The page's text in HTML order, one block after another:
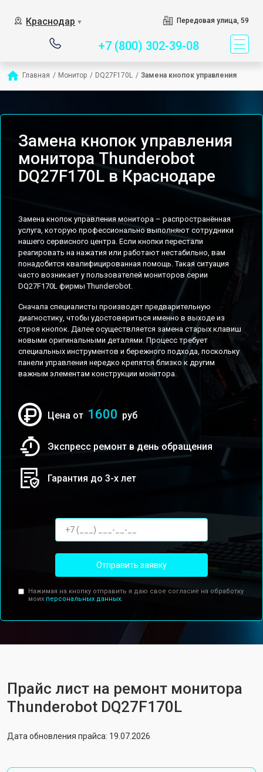
Краснодар ▼ Передовая улица, 59
+7 (800) 302-39-08
Главная / Монитор / DQ27F170L / Замена кнопок управления
Замена кнопок управления
монитора Thunderobot
DQ27F170L в Краснодаре
Замена кнопок управления монитора – распространённая
услуга, которую профессионально выполняют сотрудники
нашего сервисного центра. Если кнопки перестали
реагировать на нажатия или работают нестабильно, вам
понадобится квалифицированная помощь. Такая ситуация
часто возникает у пользователей мониторов серии
DQ27F170L фирмы Thunderobot.
Сначала специалисты производят предварительную
диагностику, чтобы удостовериться именно в выходе из
строя кнопок. Далее осуществляется замена старых клавиш
новыми оригинальными деталями. Процесс требует
специальных инструментов и бережного подхода, поскольку
панели управления нередко крепятся близко к другим
важным элементам конструкции монитора.
Цена от 1600 руб
Экспресс ремонт в день обращения
Гарантия до 3-х лет
Отправить заявку
Нажимая на кнопку отправить я даю свое согласие на обработку
моих персональных данных.
Прайс лист на ремонт монитора
Thunderobot DQ27F170L
Дата обновления прайса: 19.07.2026